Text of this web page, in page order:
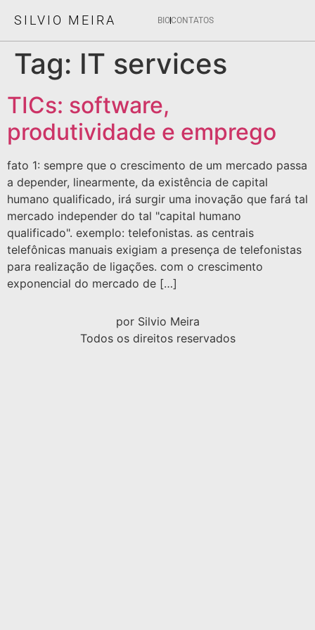
SILVIO MEIRA BIOCONTATOS
Tag: IT services
TICs: software,
produtividade e emprego
fato 1: sempre que o crescimento de um mercado passa
a depender, linearmente, da existência de capital
humano qualificado, irá surgir uma inovação que fará tal
mercado independer do tal "capital humano
qualificado". exemplo: telefonistas. as centrais
telefônicas manuais exigiam a presença de telefonistas
para realização de ligações. com o crescimento
exponencial do mercado de […]
por Silvio Meira
Todos os direitos reservados